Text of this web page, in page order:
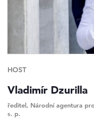
HOST
Vladimír Dzurilla
ředitel, Národní agentura
s. p.